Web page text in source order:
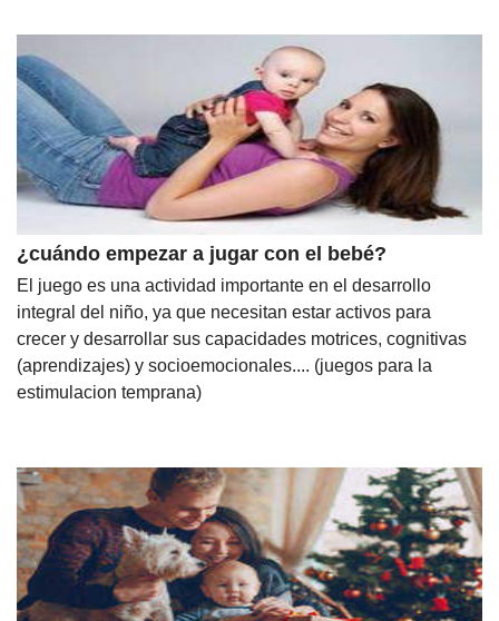
¿cuándo empezar a jugar con el bebé?
El juego es una actividad importante en el desarrollo
integral del niño, ya que necesitan estar activos para
crecer y desarrollar sus capacidades motrices, cognitivas
(aprendizajes) y socioemocionales.... (juegos para la
estimulacion temprana)